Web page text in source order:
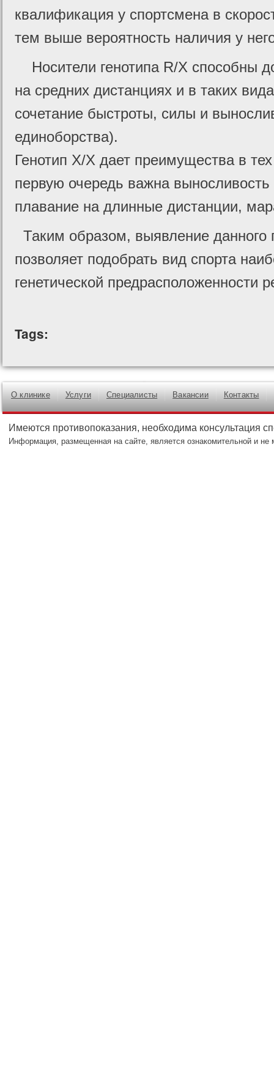
квалификация у спортсмена в
тем выше вероятность наличия у
Носители генотипа R/X способны
на средних дистанциях и в таких
сочетание быстроты, силы и
единоборства).
Генотип X/X дает преимущества в
первую очередь важна выносливость
плавание на длинные дистанции,
Таким образом, выявление данного
позволяет подобрать вид спорта
генетической предрасположенности
Tags:
О клинике Услуги Специалисты Вакансии Контакты
Имеются противопоказания, необходима консультация
Информация, размещенная на сайте, является ознакомительной и